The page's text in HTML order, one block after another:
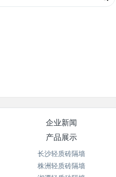
企业新闻
产品展示
长沙轻质砖隔墙
株洲轻质砖隔墙